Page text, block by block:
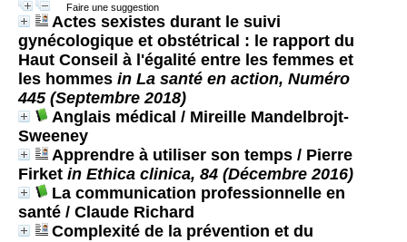
Faire une suggestion
Actes sexistes durant le suivi
gynécologique et obstétrical : le rapport du
Haut Conseil à l'égalité entre les femmes et
les hommes in La santé en action, Numéro
445 (Septembre 2018)
Anglais médical / Mireille Mandelbrojt-
Sweeney
Apprendre à utiliser son temps / Pierre
Firket in Ethica clinica, 84 (Décembre 2016)
La communication professionnelle en
santé / Claude Richard
Complexité de la prévention et du